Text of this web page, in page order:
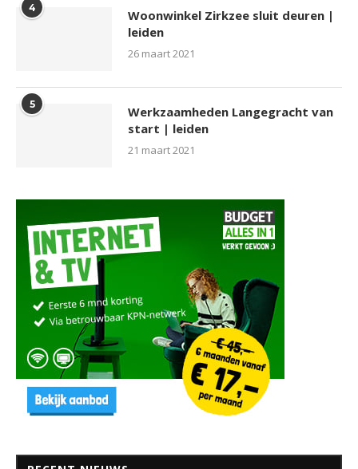
4
Woonwinkel Zirkzee sluit deuren |
leiden
26 maart 2021
5
Werkzaamheden Langegracht van
start | leiden
21 maart 2021